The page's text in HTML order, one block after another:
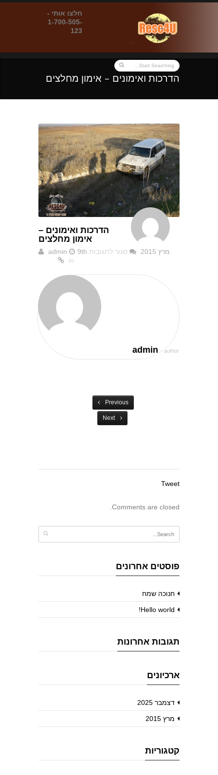
חלצו אותי -
1-700-505-
123
הדרכות ואימונים – אימון מחלצים
הדרכות ואימונים –
אימון מחלצים
admin 9th מרץ 2015
סגור לתגובות
ואימונים
אימון
מחלצים
in
admin - author
Tweet
Previous
Next
Comments are closed.
פוסטים אחרונים
חנוכה שמח
Hello world!
תגובות אחרונות
ארכיונים
דצמבר 2025
מרץ 2015
קטגוריות